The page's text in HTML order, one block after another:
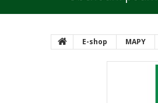
E-shop MAPY